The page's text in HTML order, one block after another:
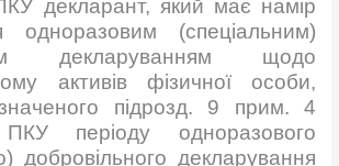
декларант, який має намір
одноразовим (спеціальним)
декларуванням щодо
активів фізичної особи,
підрозд. 9 прим. 4
періоду одноразового
добровільного декларування